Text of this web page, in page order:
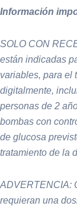
Información
SOLO CON
están indicadas
variables, para el
digitalmente,
personas de 2
bombas con
de glucosa
tratamiento de la
ADVERTENCIA:
requieran una